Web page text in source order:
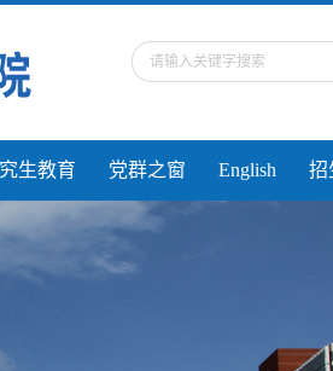
生教育 党群之窗 English 招